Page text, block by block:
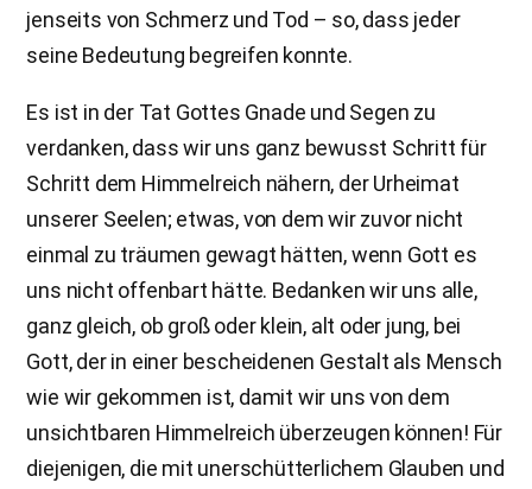
jenseits von Schmerz und Tod – so, dass jeder
seine Bedeutung begreifen konnte.
Es ist in der Tat Gottes Gnade und Segen zu
verdanken, dass wir uns ganz bewusst Schritt für
Schritt dem Himmelreich nähern, der Urheimat
unserer Seelen; etwas, von dem wir zuvor nicht
einmal zu träumen gewagt hätten, wenn Gott es
uns nicht offenbart hätte. Bedanken wir uns alle,
ganz gleich, ob groß oder klein, alt oder jung, bei
Gott, der in einer bescheidenen Gestalt als Mensch
wie wir gekommen ist, damit wir uns von dem
unsichtbaren Himmelreich überzeugen können! Für
diejenigen, die mit unerschütterlichem Glauben und